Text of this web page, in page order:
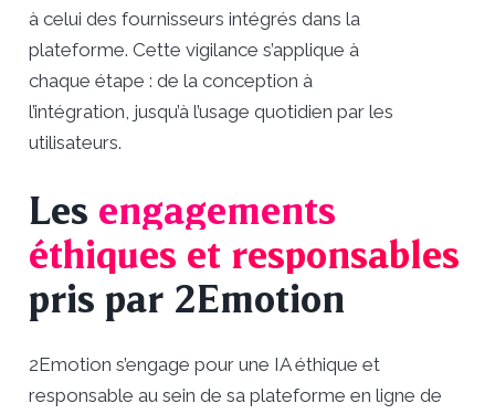
à celui des fournisseurs intégrés dans la
plateforme. Cette vigilance s’applique à
chaque étape : de la conception à
l’intégration, jusqu’à l’usage quotidien par les
utilisateurs.
Les engagements
éthiques et responsables
pris par 2Emotion
2Emotion s’engage pour une IA éthique et
responsable au sein de sa plateforme en ligne de